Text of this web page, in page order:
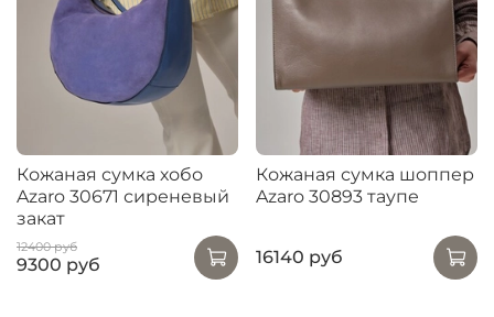
Кожаная сумка хобо
Azaro 30671 сиреневый
закат
12400 руб
9300 руб
Кожаная сумка шоппер
Azaro 30893 таупе
16140 руб